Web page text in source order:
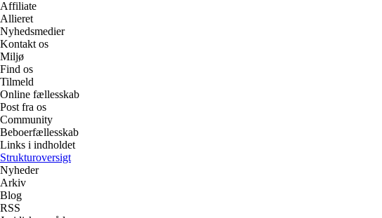
Affiliate
Allieret
Nyhedsmedier
Kontakt os
Miljø
Find os
Tilmeld
Online fællesskab
Post fra os
Community
Beboerfællesskab
Links i indholdet
Strukturoversigt
Nyheder
Arkiv
Blog
RSS